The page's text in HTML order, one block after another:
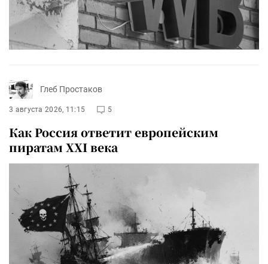
Глеб Простаков
3 августа 2026, 11:15 5
Как Россия ответит европейским
пиратам XXI века